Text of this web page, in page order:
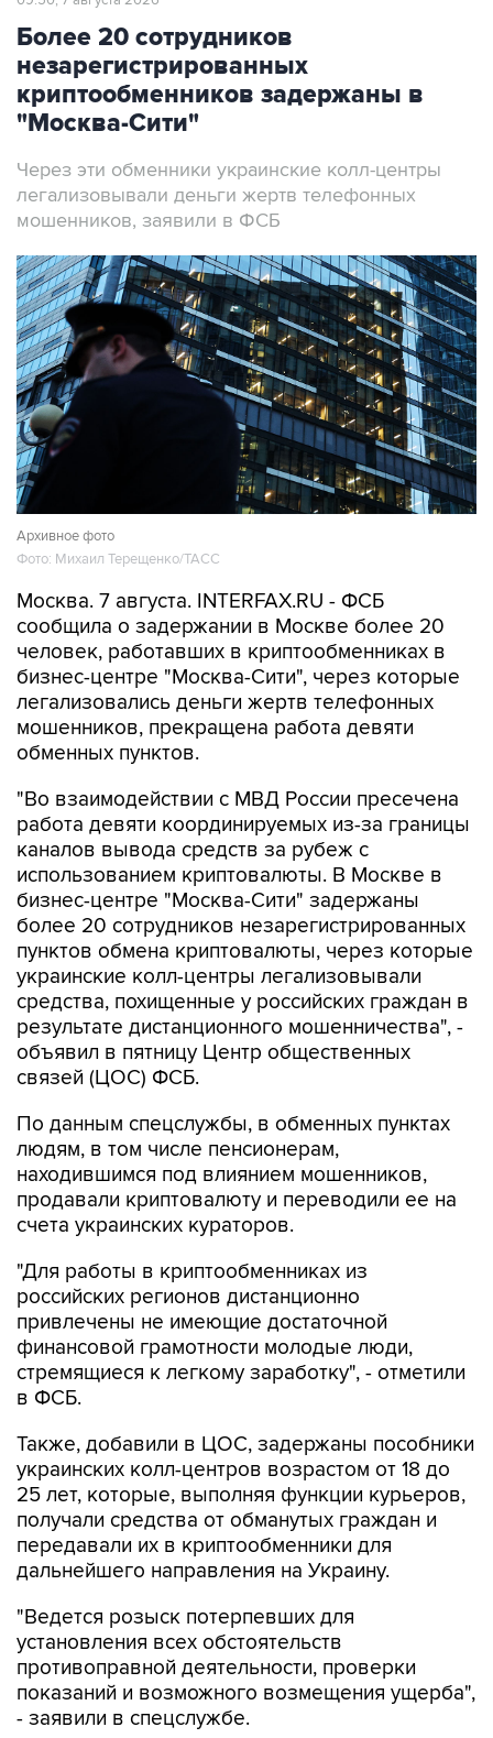
Более 20 сотрудников
незарегистрированных
криптообменников задержаны в
"Москва-Сити"
Через эти обменники украинские колл-центры
легализовывали деньги жертв телефонных
мошенников, заявили в ФСБ
Архивное фото
Фото: Михаил Терещенко/ТАСС
Москва. 7 августа. INTERFAX.RU - ФСБ
сообщила о задержании в Москве более 20
человек, работавших в криптообменниках в
бизнес-центре "Москва-Сити", через которые
легализовались деньги жертв телефонных
мошенников, прекращена работа девяти
обменных пунктов.
"Во взаимодействии с МВД России пресечена
работа девяти координируемых из-за границы
каналов вывода средств за рубеж с
использованием криптовалюты. В Москве в
бизнес-центре "Москва-Сити" задержаны
более 20 сотрудников незарегистрированных
пунктов обмена криптовалюты, через которые
украинские колл-центры легализовывали
средства, похищенные у российских граждан в
результате дистанционного мошенничества", -
объявил в пятницу Центр общественных
связей (ЦОС) ФСБ.
По данным спецслужбы, в обменных пунктах
людям, в том числе пенсионерам,
находившимся под влиянием мошенников,
продавали криптовалюту и переводили ее на
счета украинских кураторов.
"Для работы в криптообменниках из
российских регионов дистанционно
привлечены не имеющие достаточной
финансовой грамотности молодые люди,
стремящиеся к легкому заработку", - отметили
в ФСБ.
Также, добавили в ЦОС, задержаны пособники
украинских колл-центров возрастом от 18 до
25 лет, которые, выполняя функции курьеров,
получали средства от обманутых граждан и
передавали их в криптообменники для
дальнейшего направления на Украину.
"Ведется розыск потерпевших для
установления всех обстоятельств
противоправной деятельности, проверки
показаний и возможного возмещения ущерба",
- заявили в спецслужбе.